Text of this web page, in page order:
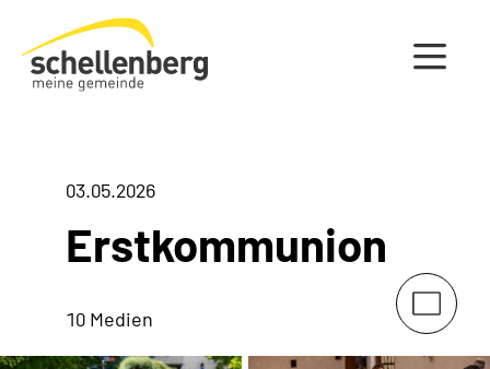
Gemeinde Schellenberg Startseite
03.05.2026
Erstkommunion
10 Medien